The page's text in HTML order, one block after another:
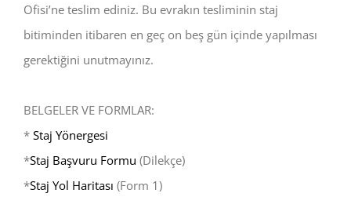
Ofisi’ne teslim ediniz. Bu evrakın tesliminin staj
bitiminden itibaren en geç on beş gün içinde yapılması
gerektiğini unutmayınız.
BELGELER VE FORMLAR:
* Staj Yönergesi
*Staj Başvuru Formu (Dilekçe)
*Staj Yol Haritası (Form 1)